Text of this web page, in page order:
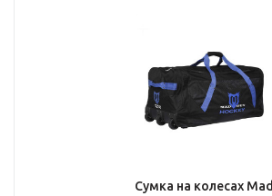
Сумка на колесах Mad